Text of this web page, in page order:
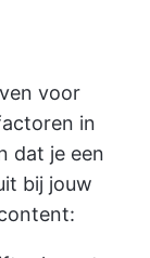
voor
in
dat je een
bij jouw